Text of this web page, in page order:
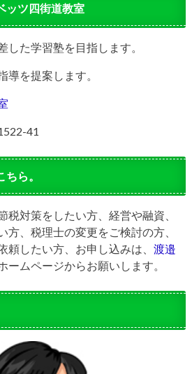
ッツ四街道教室
した学習塾を目指します。
導を提案します。
41
ら。
税対策をしたい方、経営や融資、
方、税理士の変更をご検討の方、
頼したい方、お申し込みは、 渡邉
ームページからお願いします。